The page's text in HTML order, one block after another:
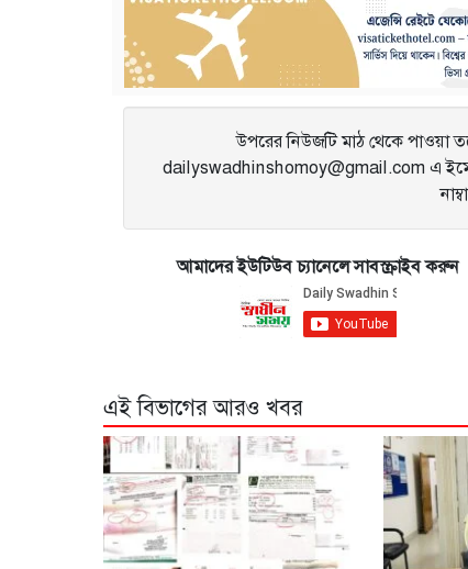
উপরের নিউজটি মাঠ থেকে পাওয়া
dailyswadhinshomoy@gmail.com এ
আমাদের ইউটিউব চ্যানেলে সাবস্ক্রাইব করুন
এই বিভাগের আরও খবর